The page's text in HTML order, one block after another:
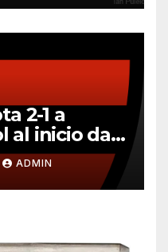
2-1 a
al inicio da
ADMIN